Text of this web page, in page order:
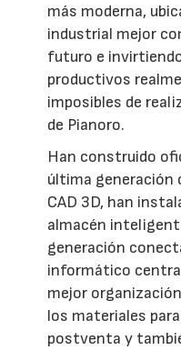
más moderna,
industrial mejor
futuro e
productivos
imposibles de
de Pianoro.
Han construido
última generación
CAD 3D, han
almacén
generación
informático
mejor
los materiales
postventa y